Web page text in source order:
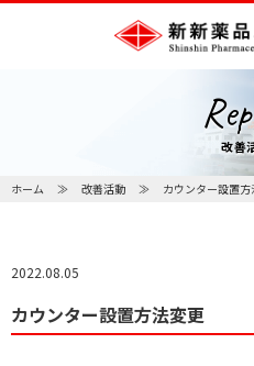
改善
ホーム 改善活動 カウンター設置方
2022.08.05
カウンター設置方法変更